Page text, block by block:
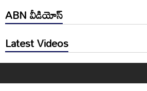
ABN వీడియోస్
Latest Videos